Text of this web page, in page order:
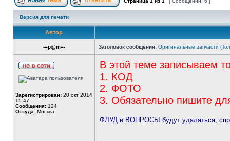
Версия для печати
Автор
-=p@m=- Заголовок сообщения: Оригинальные запчасти
Зарегистрирован: 20 окт 2014
15:47
Сообщения: 124
Откуда: Москва
В этой теме записываем
1. КОД
2. ФОТО
3. Обязательно пишите
ФЛУД и ВОПРОСЫ будут удаляться,